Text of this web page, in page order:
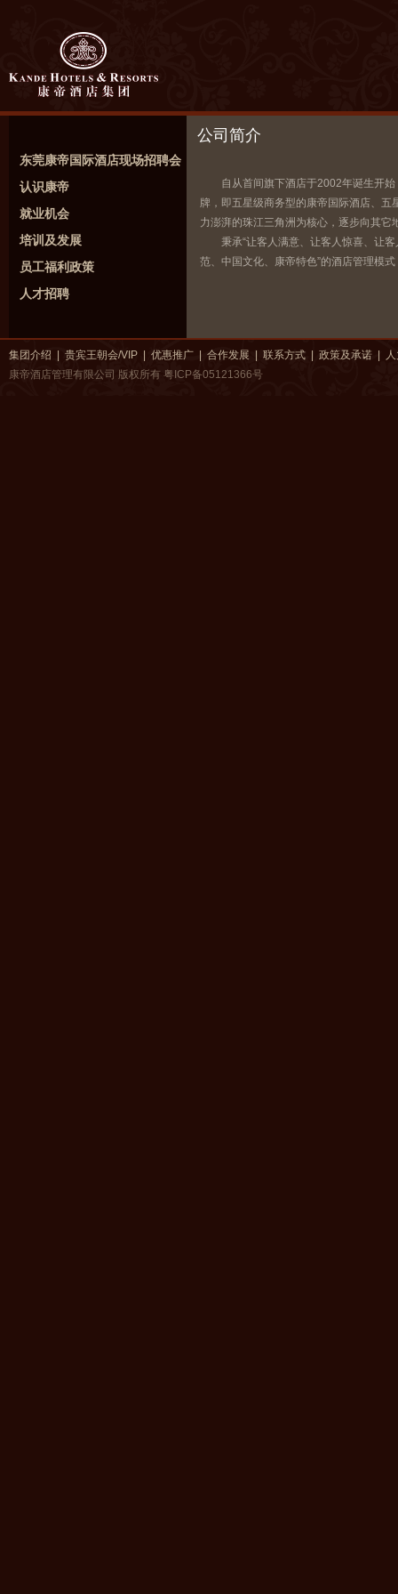
东莞康帝国际酒店现场招聘会
认识康帝
就业机会
培训及发展
员工福利政策
人才招聘
公司简介
自从首间旗下酒店于2002年诞生开
牌，即五星级商务型的康帝国际酒店、
力澎湃的珠江三角洲为核心，逐步向其
秉承“让客人满意、让客人惊喜、让
范、中国文化、康帝特色”的酒店管理模
集团介绍 贵宾王朝会/VIP 优惠推广 合作发展 联系方式 政策及承诺
康帝酒店管理有限公司 版权所有 粤ICP备05121366号